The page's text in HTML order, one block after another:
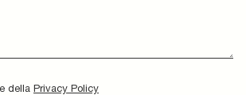
della Privacy Policy